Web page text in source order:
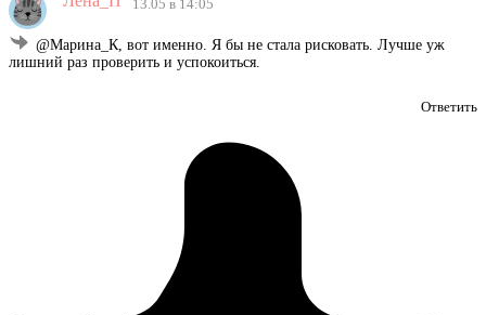
13.05 в 14:05
@Марина_К, вот именно. Я бы не стала рисковать. Лучше уж
лишний раз проверить и успокоиться.
Ответить